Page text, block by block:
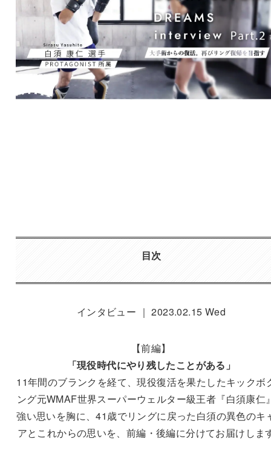
目次
インタビュー ｜ 2023.02.15 Wed
【前編】
「現役時代にやり残したことがある」
11年間のブランクを経て、現役復活を果たしたキックボ
ング元WMAF世界スーパーウェルター級王者『白須康仁
強い思いを胸に、41歳でリングに戻った白須の異色のキ
アとこれからの思いを、前編・後編に分けてお届けしま